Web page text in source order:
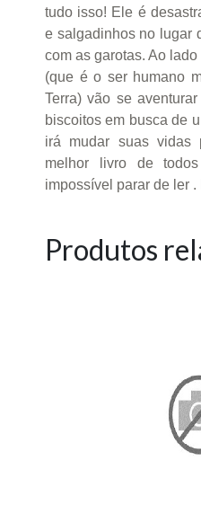
tudo isso! Ele é
e salgadinhos no lugar
com as garotas. Ao
(que é o ser humano
Terra) vão se
biscoitos em busca de
irá mudar suas vidas
melhor livro de
impossível parar de ler .
Produtos